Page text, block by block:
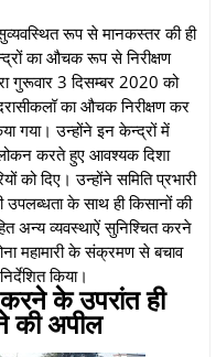
रूप से मानकस्तर की ही
का औचक रूप से निरीक्षण
गुरूवार 3 दिसम्बर 2020 को
का औचक निरीक्षण कर
गया। उन्होंने इन केन्द्रों में
करते हुए आवश्यक दिशा
को दिए। उन्होंने समिति प्रभारी
के साथ ही किसानों की
अन्य व्यवस्थाऐं सुनिश्चित करने
महामारी के संक्रमण से बचाव
किया।
के उपरांत ही
की अपील